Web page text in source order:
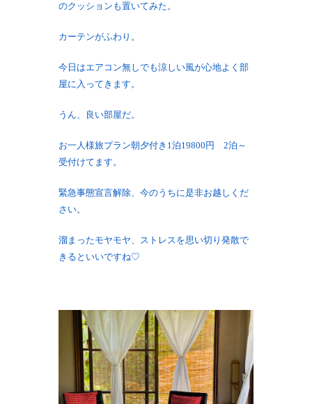
のクッションも置いてみた。
カーテンがふわり。
今日はエアコン無しでも涼しい風が心地よく部
屋に入ってきます。
うん、良い部屋だ。
お一人様旅プラン朝夕付き1泊19800円 2泊～
受付けてます。
緊急事態宣言解除、今のうちに是非お越しくだ
さい。
溜まったモヤモヤ、ストレスを思い切り発散で
きるといいですね♡